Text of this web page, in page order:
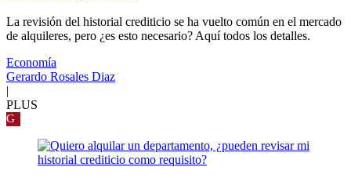
La revisión del historial crediticio se ha vuelto común en el mercado
de alquileres, pero ¿es esto necesario? Aquí todos los detalles.
Economía
Gerardo Rosales Diaz
|
PLUS
G